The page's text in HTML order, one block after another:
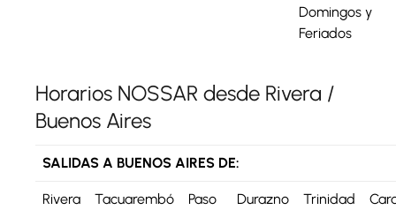
Domingos y
Feriados
Horarios NOSSAR desde Rivera /
Buenos Aires
SALIDAS A BUENOS AIRES DE:
Rivera Tacuarembó
Paso
Durazno Trinidad